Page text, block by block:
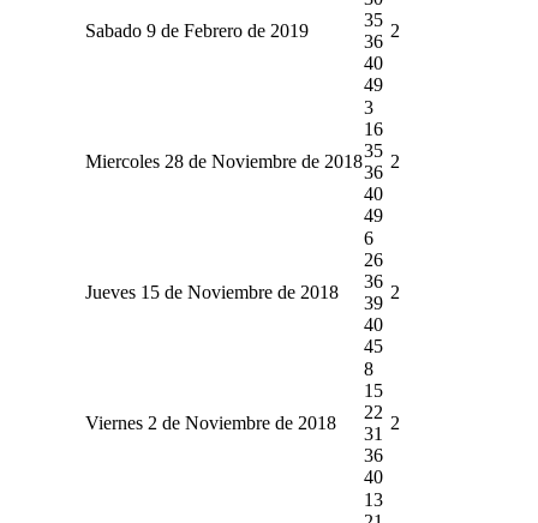
Sabado 9 de Febrero de 2019
35
36
40
49
2
Miercoles 28 de Noviembre de 2018
3
16
35
36
40
49
2
Jueves 15 de Noviembre de 2018
6
26
36
39
40
45
2
Viernes 2 de Noviembre de 2018
8
15
22
31
36
40
2
13